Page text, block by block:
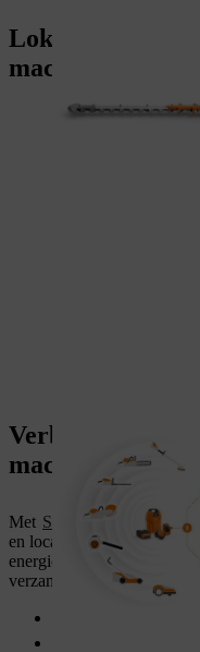
Lokaliseer,
machines –
Verbonden
machinepark
Met STIHL connectedvolg
en locatie van je hele
energiesystemen zorgt
verzameld, maar ook